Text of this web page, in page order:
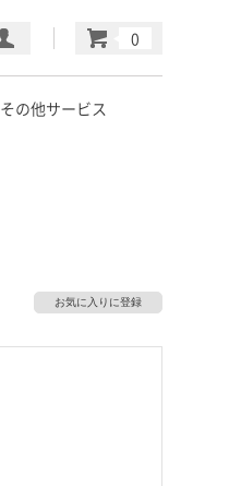
その他サービス
お気に入りに登録